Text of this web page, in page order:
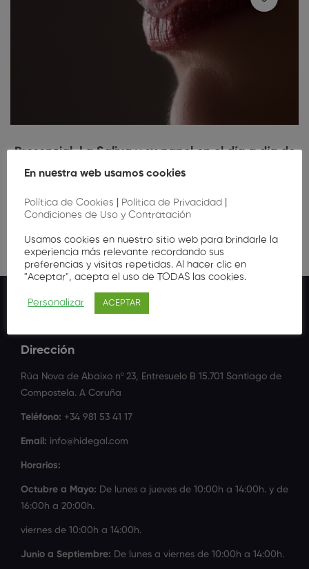
Presencial. La Saliva y su papel en el día a día de
la consulta dental (3ª Edición)
Dirección
Rúa Nova de Abaixo nº 23, Entresuelo B 15.701 Santiago de
Compostela. A Coruña
Teléfono: +34 981 53 41 17
Email: info@hidegal.com
Horarios:
Octubre a Mayo: De lunes a jueves de 10:00h a 14:00h. y de
16:00h a 20:00h.
viernes de 10:00h a 14:00h.
Junio a Septiembre: De lunes a viernes de 10:00h a 14:00h.
En nuestra web usamos cookies
Política de Cookies Política de Privacidad
Condiciones de Uso y Contratación
Usamos cookies en nuestro sitio web para brindarle la
experiencia más relevante recordando sus
preferencias y visitas repetidas. Al hacer clic en
"Aceptar", acepta el uso de TODAS las cookies.
Personalizar ACEPTAR